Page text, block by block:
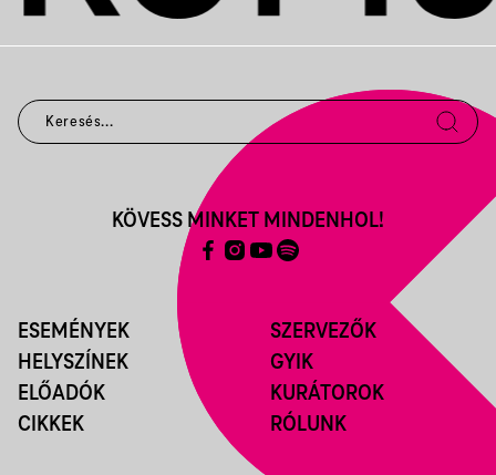
ESEMÉNYEK
HELYSZÍNEK
ELŐADÓK
CIKKEK
SZERVEZŐK
GYIK
KURÁTOROK
RÓLUNK
KÖVESS MINKET MINDENHOL!